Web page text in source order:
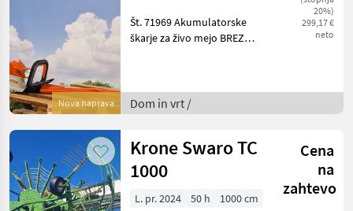
Nova naprava
20%)
299,17 €
neto
Št. 71969 Akumulatorske
škarje za živo mejo BREZ
optimizirano zaščito pred
urezninami -
Dom in vrt /
Krone Swaro TC
1000
Cena
na
zahtevo
L. pr. 2024 50 h 1000 cm